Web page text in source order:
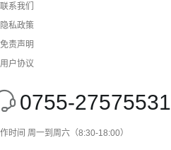
联系我们
隐私政策
免责声明
用户协议
0755-27575531
时间 周一到周六（8:30-18:00）